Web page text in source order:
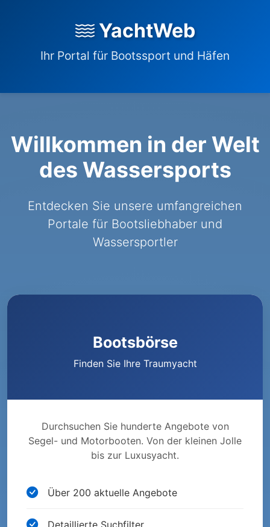
YachtWeb
Ihr Portal für Bootssport und Häfen
Willkommen in der Welt
des Wassersports
Entdecken Sie unsere umfangreichen
Portale für Bootsliebhaber und
Wassersportler
Bootsbörse
Finden Sie Ihre Traumyacht
Durchsuchen Sie hunderte Angebote von
Segel- und Motorbooten. Von der kleinen Jolle
bis zur Luxusyacht.
Über 200 aktuelle Angebote
Detaillierte Suchfilter